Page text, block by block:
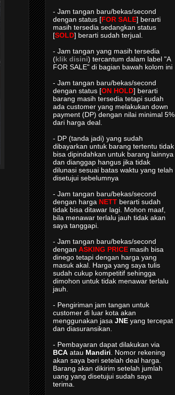
- Jam tangan baru/bekas/second
dengan status [FOR SALE] berarti
masih tersedia sedangkan status
[SOLD] berarti sudah terjual.
- Jam tangan yang masih tersedia
(klik disini) tercantum dalam label "A
FOR SALE" di bagian bawah kolom ini
- Jam tangan baru/bekas/second
dengan status [ON HOLD] berarti
barang masih tersedia tetapi sudah
ada customer yang melakukan down
payment (DP) dengan nilai minimal 5%
dari harga deal.
- DP (tanda jadi) yang sudah
dibayarkan untuk barang tertentu tidak
bisa dipindahkan untuk barang lainnya
dan dianggap hangus jika tidak
dilunasi sesuai batas waktu yang telah
disetujui sebelumnya
- Jam tangan baru/bekas/second
dengan harga NETT berarti sudah
tidak bisa ditawar lagi. Mohon maaf,
bila menawar terlalu jauh tidak akan
saya tanggapi.
- Jam tangan baru/bekas/second
dengan ASKING PRICE masih bisa
dinego tetapi dengan harga yang
masuk akal. Harga yang saya tulis
sudah cukup kompetitif sehingga
dimohon untuk tidak menawar terlalu
jauh.
- Pengiriman jam tangan untuk
customer di luar kota akan
menggunakan jasa JNE yang tercepat
dan diasuransikan.
- Pembayaran dapat dilakukan via
BCA atau Mandiri . Nomor rekening
akan saya beri setelah deal harga.
Barang akan dikirim setelah jumlah
uang yang disetujui sudah saya
terima.